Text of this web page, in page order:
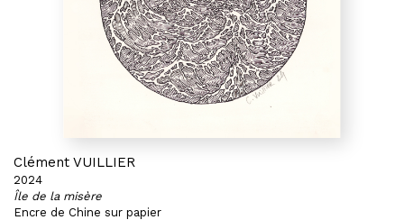
Clément VUILLIER
2024
Île de la misère
Encre de Chine sur papier